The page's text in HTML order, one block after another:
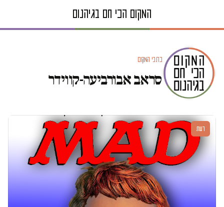
כתבי המקום
סראב אבורביעה-קווידר
דעות